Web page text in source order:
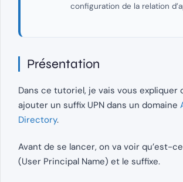
configuration de la relation
Présentation
Dans ce tutoriel, je vais vous expliquer
ajouter un suffix UPN dans un domaine
Directory.
Avant de se lancer, on va voir qu’est-
(User Principal Name) et le suffixe.